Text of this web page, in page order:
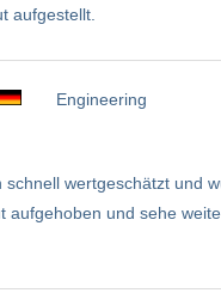
aufgestellt.
Engineering
wertgeschätzt und
und sehe